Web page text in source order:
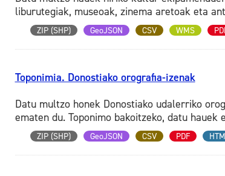
liburutegiak, museoak, zinema aretoak eta
ZIP (SHP) GeoJSON CSV WMS
Toponimia. Donostiako orografia-izenak
Datu multzo honek Donostiako udalerriko
ematen du. Toponimo bakoitzeko, datu hauek
ZIP (SHP) GeoJSON CSV PDF